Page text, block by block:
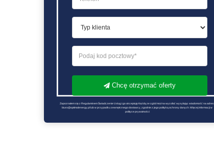
Chcę otrzymać oferty
Zapoznałem się z Regulaminem Świadczenie Usług i go akceptuję Każdą ze zgód można wycofać wysyłając wiadomość na adres
biuro@optimalenergy.pl lub w przypadku zewnętrznego dostawcy, zgodnie z jego polityką ochrony danych. Więcej informacji w
polityce prywatności